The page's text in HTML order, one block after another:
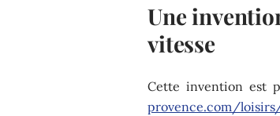
Une
vitesse
Cette invention est
provence.com/